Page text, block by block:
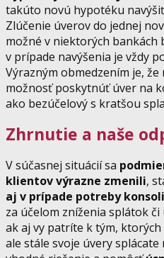
takúto novú hypotéku
Zlúčenie úverov do jednej
možné v niektorých bankách
v prípade navýšenia je vždy
Výrazným obmedzením je,
možnosť poskytnúť úver na
ako bezúčelový s kratšou
Zhrnutie a naše
V súčasnej situácií sa
klientov výrazne zmenili,
aj v prípade potreby
za účelom zníženia splátok
ak aj vy patríte k tým,
ale stále svoje úvery splácate